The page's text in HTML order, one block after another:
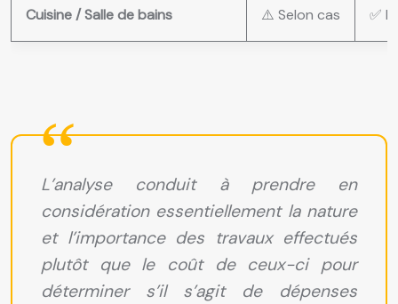
Cuisine / Salle de bains ⚠️ Selon cas ✅
L’analyse conduit à prendre en
considération essentiellement la nature
et l’importance des travaux effectués
plutôt que le coût de ceux-ci pour
déterminer s’il s’agit de dépenses